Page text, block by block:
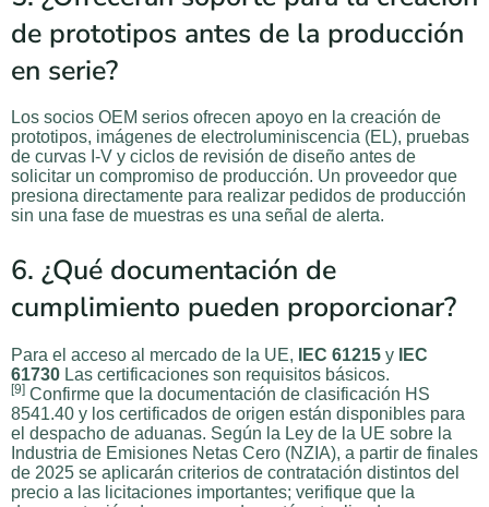
de prototipos antes de la producción
en serie?
Los socios OEM serios ofrecen apoyo en la creación de
prototipos, imágenes de electroluminiscencia (EL), pruebas
de curvas I-V y ciclos de revisión de diseño antes de
solicitar un compromiso de producción. Un proveedor que
presiona directamente para realizar pedidos de producción
sin una fase de muestras es una señal de alerta.
6. ¿Qué documentación de
cumplimiento pueden proporcionar?
Para el acceso al mercado de la UE, IEC 61215 y
IEC
61730 Las certificaciones son requisitos básicos.
[9] Confirme que la documentación de clasificación HS
8541.40 y los certificados de origen están disponibles para
el despacho de aduanas. Según la Ley de la UE sobre la
Industria de Emisiones Netas Cero (NZIA), a partir de finales
de 2025 se aplicarán criterios de contratación distintos del
precio a las licitaciones importantes; verifique que la